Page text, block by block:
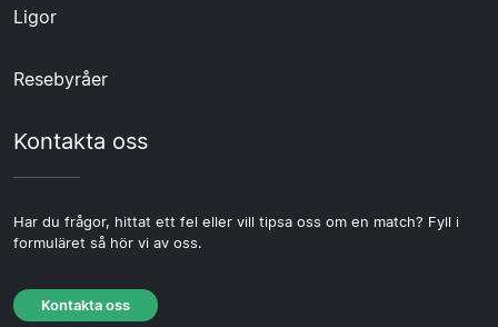
Ligor
Resebyråer
Kontakta oss
Har du frågor, hittat ett fel eller vill tipsa oss om en match? Fyll i
formuläret så hör vi av oss.
Kontakta oss